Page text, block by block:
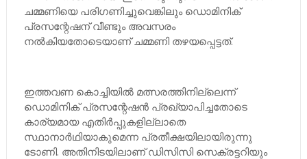
ചമ്മണിയെ പരിഗണിച്ചുവെങ്കിലും ഡൊമിനിക്
പ്രസന്റേഷന് വീണ്ടും അവസരം
നല്‍കിയതോടെയാണ് ചമ്മണി തഴയപ്പെട്ടത്.
ഇത്തവണ കൊച്ചിയില്‍ മത്സരത്തിനില്ലെന്ന്
ഡൊമിനിക് പ്രസന്റേഷന്‍ പ്രഖ്യാപിച്ചതോടെ
കാര്യമായ എതിര്‍പ്പുകളില്ലാതെ
സ്ഥാനാര്‍ഥിയാകുമെന്ന പ്രതീക്ഷയിലായിരുന്നു
ടോണി. അതിനിടയിലാണ് ഡിസിസി സെക്രട്ടറിയും